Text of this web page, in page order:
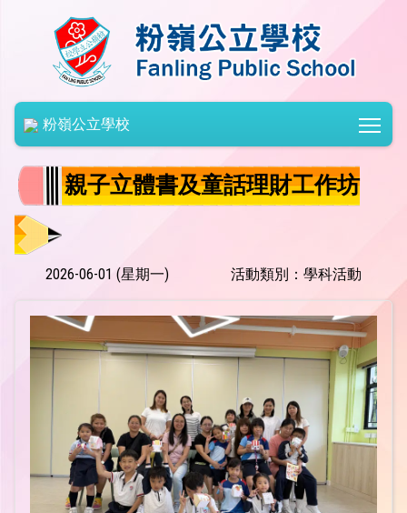
粉嶺公立學校
親子立體書及童話理財工作坊
2026-06-01 (星期一) 活動類別：學科活動